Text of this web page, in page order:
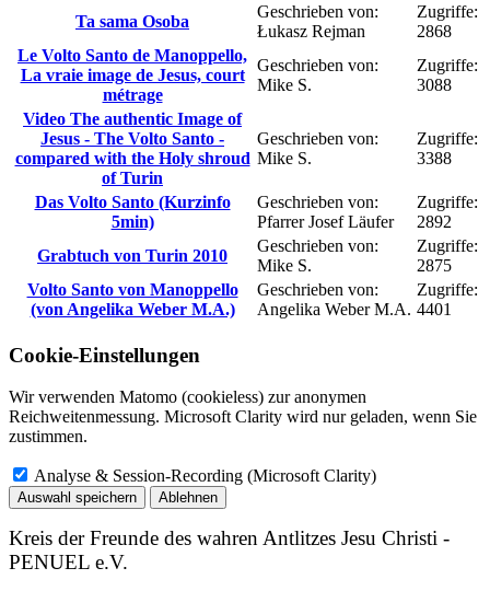
Ta sama Osoba
Geschrieben von:
Łukasz Rejman
Zugriffe:
2868
Le Volto Santo de Manoppello,
La vraie image de Jesus, court
métrage
Geschrieben von:
Mike S.
Zugriffe:
3088
Video The authentic Image of
Jesus - The Volto Santo -
compared with the Holy shroud
of Turin
Geschrieben von:
Mike S.
Zugriffe:
3388
Das Volto Santo (Kurzinfo
5min)
Geschrieben von:
Pfarrer Josef Läufer
Zugriffe:
2892
Grabtuch von Turin 2010
Geschrieben von:
Mike S.
Zugriffe:
2875
Volto Santo von Manoppello
(von Angelika Weber M.A.)
Geschrieben von:
Angelika Weber M.A.
Zugriffe:
4401
Cookie-Einstellungen
Wir verwenden Matomo (cookieless) zur anonymen
Reichweitenmessung. Microsoft Clarity wird nur geladen, wenn Sie
zustimmen.
Analyse & Session-Recording (Microsoft Clarity)
Auswahl speichern Ablehnen
Kreis der Freunde des wahren Antlitzes Jesu Christi -
PENUEL e.V.